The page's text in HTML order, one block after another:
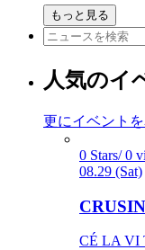
もっと見る
人気のイ
更にイベント
0 Stars/ 0
08.29 (Sat)
CÉ LA VI